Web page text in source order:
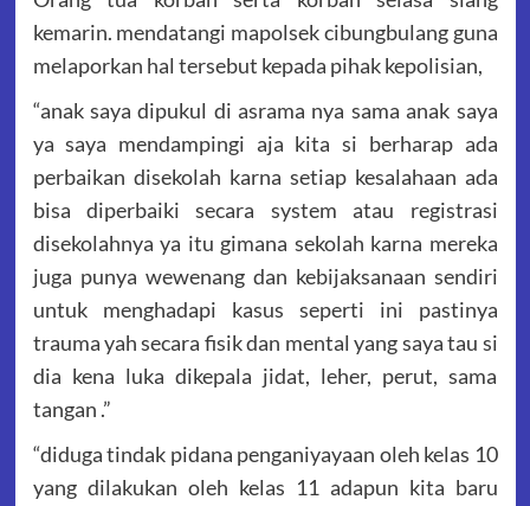
kemarin. mendatangi mapolsek cibungbulang guna
melaporkan hal tersebut kepada pihak kepolisian,
“anak saya dipukul di asrama nya sama anak saya
ya saya mendampingi aja kita si berharap ada
perbaikan disekolah karna setiap kesalahaan ada
bisa diperbaiki secara system atau registrasi
disekolahnya ya itu gimana sekolah karna mereka
juga punya wewenang dan kebijaksanaan sendiri
untuk menghadapi kasus seperti ini pastinya
trauma yah secara fisik dan mental yang saya tau si
dia kena luka dikepala jidat, leher, perut, sama
tangan .”
“diduga tindak pidana penganiyayaan oleh kelas 10
yang dilakukan oleh kelas 11 adapun kita baru